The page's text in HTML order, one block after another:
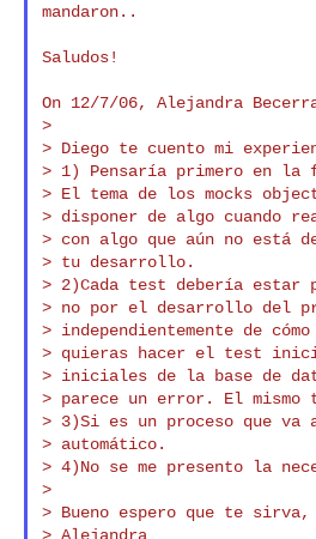
mandaron..
Saludos!
On 12/7/06, Alejandra Becerra
>
> Diego te cuento mi
> 1) Pensaría primero en la
> El tema de los mocks
> disponer de algo cuando
> con algo que aún no está
> tu desarrollo.
> 2)Cada test debería
> no por el desarrollo del
> independientemente de
> quieras hacer el test
> iniciales de la base de
> parece un error. El
> 3)Si es un proceso que
> automático.
> 4)No se me presento la
>
> Bueno espero que te sirva,